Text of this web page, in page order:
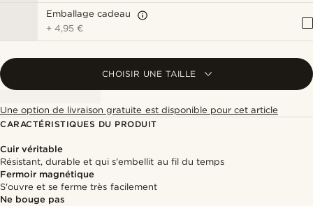
Emballage cadeau
+4,95 €
CHOISIR UNE TAILLE
Une option de livraison gratuite est disponible pour cet article
CARACTÉRISTIQUES DU PRODUIT
Cuir véritable
Résistant, durable et qui s'embellit au fil du temps
Fermoir magnétique
S'ouvre et se ferme très facilement
Ne bouge pas